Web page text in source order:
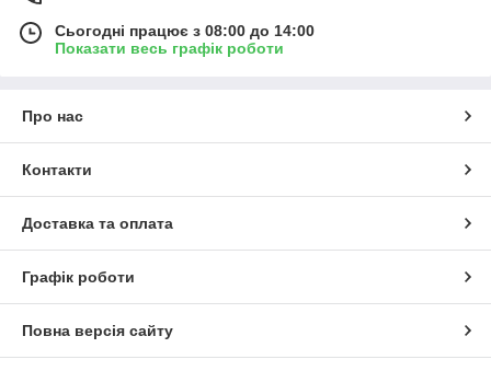
Сьогодні працює з 08:00 до 14:00
Показати весь графік роботи
Про нас
Контакти
Доставка та оплата
Графік роботи
Повна версія сайту